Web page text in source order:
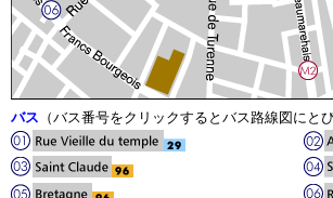
バス （バス番号をクリックするとバス路線図にとび